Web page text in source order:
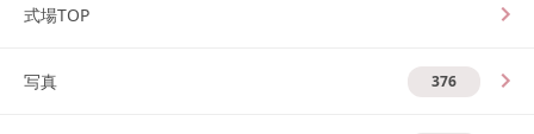
式場TOP
写真 376